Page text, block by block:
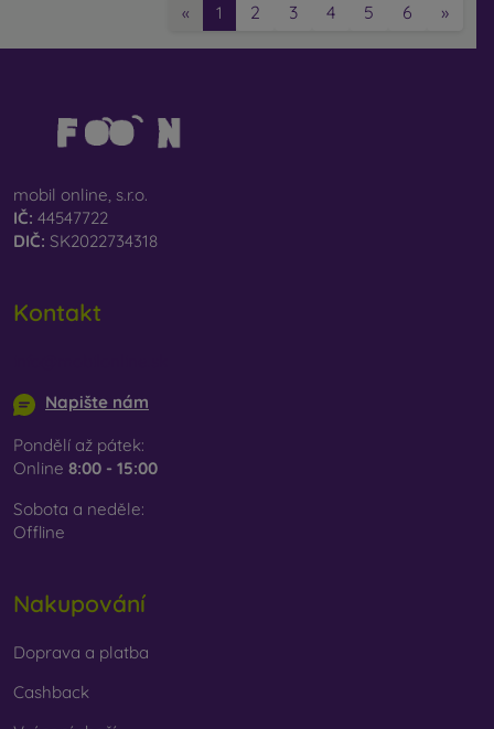
« 1 2 3 4 5 6 »
mobil online, s.r.o.
IČ: 44547722
DIČ: SK2022734318
Kontakt
Napište nám
Pondělí až pátek:
Online 8:00 - 15:00
Sobota a neděle:
Offline
Nakupování
Doprava a platba
Cashback